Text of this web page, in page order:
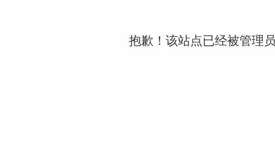
抱歉！该站点已经被管理